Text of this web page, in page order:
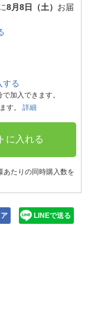
8月8日（土） お届
する
加入できます。
す。 詳細
に入れる
あたりの同時購入数を
LINEで送る